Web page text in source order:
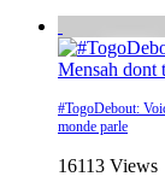
#TogoDebout:
monde parle
16113 Views